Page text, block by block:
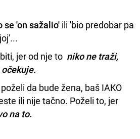
se 'on sažalio' ili 'bio predobar pa
jer od nje to niko ne traži,
da bude žena, baš IAKO
ili nije tačno. Poželi to, jer
na to.